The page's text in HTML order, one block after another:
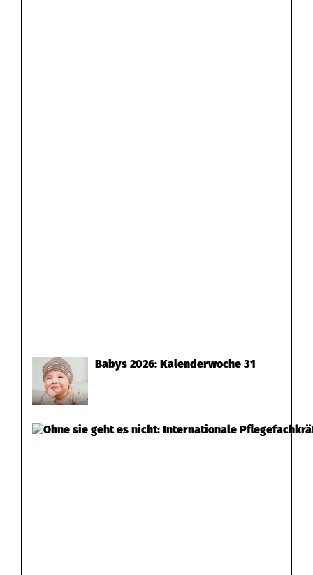
Babys 2026: Kalenderwoche 31